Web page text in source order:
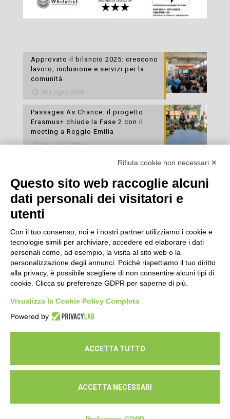
Approvato il bilancio 2025: crescono
lavoro, inclusione e servizi per la
comunità
16 Luglio 2026
Passages As Chance: il progetto
Erasmus+ chiude la Fase 2 con il
meeting a Reggio Emilia
16 Luglio 2026
Esami di laboratorio preventivi
cura della propria salute
16 Luglio 2026
© Cooperativa L'Ovile. Iscr.Reg.Imp.R.E. e P.IVA 01541120356 -
Rifiuta cookie non necessari ✕
Questo sito web raccoglie alcuni
dati personali dei visitatori e
utenti
Con il tuo consenso, noi e i nostri partner utilizziamo i cookie e
tecnologie simili per archiviare, accedere ed elaborare i dati
personali come, ad esempio, la visita al sito web o la
personalizzazione degli annunci. Poiché rispettiamo il tuo diritto
alla privacy, è possibile scegliere di non consentire alcuni tipi di
cookie. Clicca su preferenze GDPR per saperne di più.
Visualizza la Cookie Policy Completa
Powered by
ACCETTA TUTTO
ACCETTA NECESSARI